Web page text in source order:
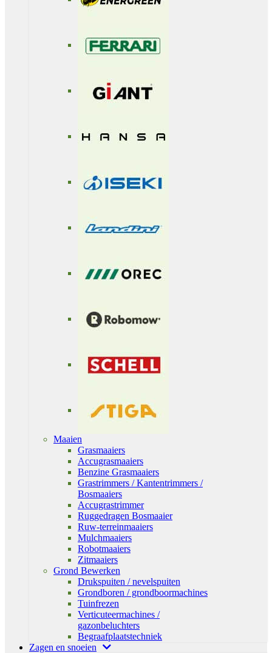
Maaien
Grasmaaiers
Accugrasmaaiers
Benzine Grasmaaiers
Grastrimmers / Kantentrimmers /
Bosmaaiers
Accugrastrimmer
Ruggedragen Bosmaaier
Ruw-terreinmaaiers
Mulchmaaiers
Robotmaaiers
Zitmaaiers
Grond Bewerken
Drukspuiten / nevelspuiten
Grondboren / grondboormachines
Tuinfrezen
Verticuteermachines /
gazonbeluchters
Begraafplaatstechniek
Zagen en snoeien